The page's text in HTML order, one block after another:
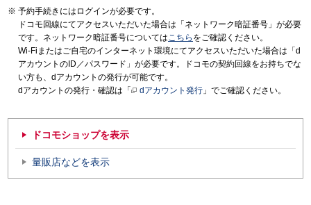
予約手続きにはログインが必要です。
ドコモ回線にてアクセスいただいた場合は「ネットワーク暗証番号」が必要
です。ネットワーク暗証番号についてはこちら をご確認ください。
Wi-Fiまたはご自宅のインターネット環境にてアクセスいただいた場合は「d
アカウントのID／パスワード」が必要です。ドコモの契約回線をお持ちでな
い方も、dアカウントの発行が可能です。
dアカウントの発行・確認は「
dアカウント発行 」でご確認ください。
ドコモショップを表示
量販店などを表示